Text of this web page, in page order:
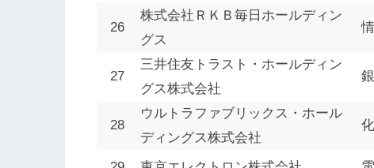
26
株式会社ＲＫＢ毎日ホールディン
グス
27
三井住友トラスト・ホールディン
グス株式会社
28
ウルトラファブリックス・ホール
ディングス株式会社